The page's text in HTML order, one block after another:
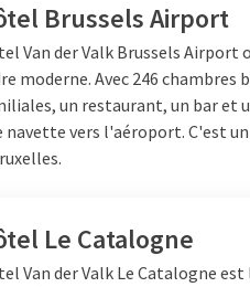
Brussels Airport
Van der Valk Brussels Airport
moderne. Avec 246 chambres
un restaurant, un bar et
navette vers l'aéroport. C'est
Le Catalogne
Van der Valk Le Catalogne